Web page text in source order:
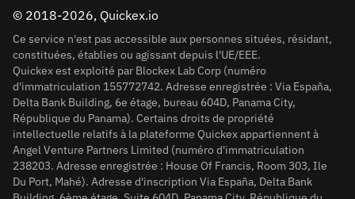
© 2018-2026, Quickex.io
Ce service n'est pas accessible aux personnes situées, résidant,
constituées, établies ou agissant depuis l'UE/EEE.
Quickex est exploité par Blockex Lab Corp (numéro
d'immatriculation 155772742. Adresse enregistrée : Via España,
Delta Bank Building, 6e étage, bureau 604D, Panama City,
République du Panama). Certains droits de propriété
intellectuelle relatifs à la plateforme Quickex appartiennent à
Angel Venture Partners Limited (numéro d'immatriculation
238203. Adresse enregistrée : House Of Francis, Room 303, Ile
Du Port, Mahé). Adresse d'inscription Via España, Delta Bank